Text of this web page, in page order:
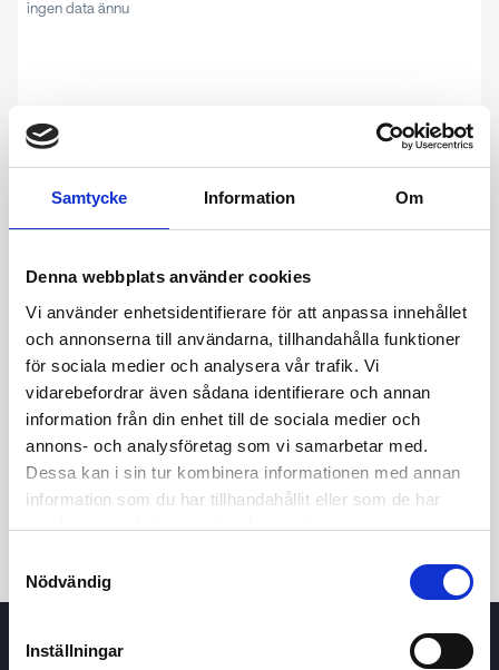
Samtycke Information Om
Denna webbplats använder cookies
Vi använder enhetsidentifierare för att anpassa innehållet
och annonserna till användarna, tillhandahålla funktioner
för sociala medier och analysera vår trafik. Vi
vidarebefordrar även sådana identifierare och annan
information från din enhet till de sociala medier och
annons- och analysföretag som vi samarbetar med.
Dessa kan i sin tur kombinera informationen med annan
information som du har tillhandahållit eller som de har
samlat in när du har använt deras tjänster.
Nödvändig
Inställningar
ingen data ännu
24t 7d 1m 3m 1å 5å
Köp / Sälj